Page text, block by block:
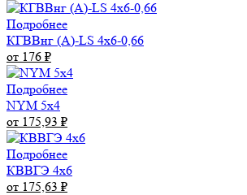
Подробнее
КГВВнг (А)-LS 4х6-0,66
от 176 ₽
Подробнее
NYM 5х4
от 175,93 ₽
Подробнее
КВВГЭ 4х6
от 175,63 ₽